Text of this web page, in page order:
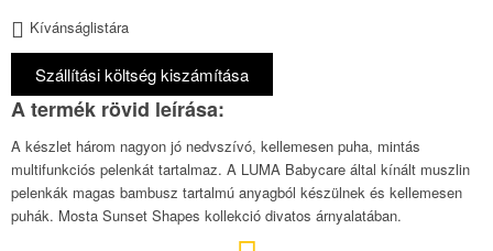
A készlet három nagyon jó nedvszívó, kellemesen puha, mintás
multifunkciós pelenkát tartalmaz. A LUMA Babycare által kínált muszlin
pelenkák magas bambusz tartalmú anyagból készülnek és kellemesen
puhák. Mosta Sunset Shapes kollekció divatos árnyalatában.
db
Sunset
Shapes
mennyiség
Kívánságlistára
Szállítási költség kiszámítása